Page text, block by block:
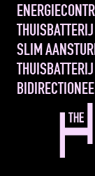
THUISBATTERIJ
SLIM
THUISBATTERIJ